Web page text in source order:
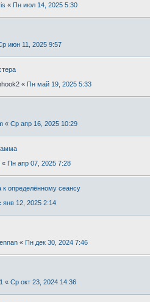
« Пн июл 14, 2025 5:30
июн 11, 2025 9:57
« Пн май 19, 2025 5:33
« Ср апр 16, 2025 10:29
« Пн апр 07, 2025 7:28
к определённому сеансу
янв 12, 2025 2:14
« Пн дек 30, 2024 7:46
« Ср окт 23, 2024 14:36